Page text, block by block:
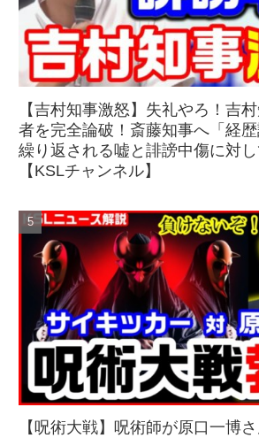
【吉村知事激怒】失礼やろ！吉
者を完全論破！斎藤知事へ「経歴
繰り返される嘘と誹謗中傷に対
【KSLチャンネル】
【呪術大戦】呪術師が原口一博